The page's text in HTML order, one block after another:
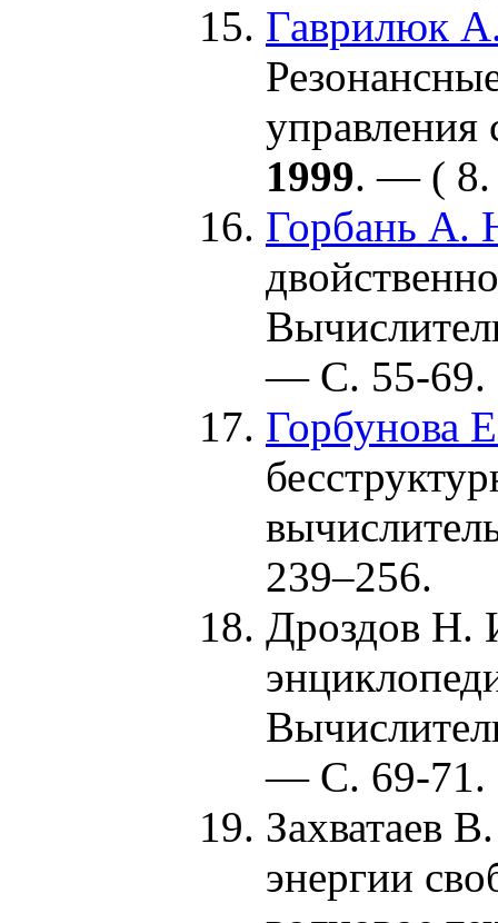
Гаврилюк
1999. — (
Горбань А.
— С. 55-69.
Горбунова
239–256.
Дроздов Н.
— С. 69-71.
Захватаев
энергии